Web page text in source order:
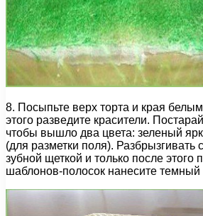
8. Посыпьте верх торта и края
этого разведите красители.
чтобы вышло два цвета: зеленый
(для разметки поля). Разбрызгивать
зубной щеткой и только после этого
шаблонов-полосок нанесите темный